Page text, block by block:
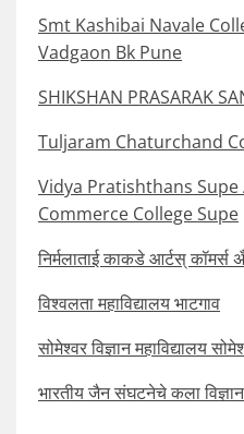
Smt Kashibai Navale
Vadgaon Bk Pune
SHIKSHAN PRASARAK
Tuljaram Chaturchand
Vidya Pratishthans Supe
Commerce College Supe
निर्मलाताई काकडे आर्टस्
विश्वलता महाविद्यालय भाटगाव
सोमेश्वर विज्ञान महाविद्यालय
भारतीय जैन संघटनेचे कला